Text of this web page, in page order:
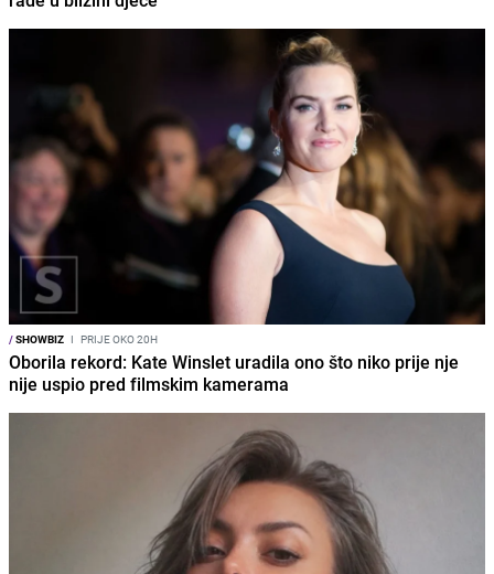
/SHOWBIZ I PRIJE OKO 20H
Oborila rekord: Kate Winslet uradila ono što niko prije nje
nije uspio pred filmskim kamerama